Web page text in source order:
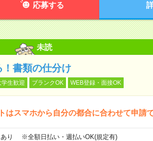
応募する
未読
書類の仕分け
学生歓迎 ブランクOK WEB登録・面接OK
はスマホから自分の都合に合わせて申請
り ※全額日払い・週払いOK(規定有)